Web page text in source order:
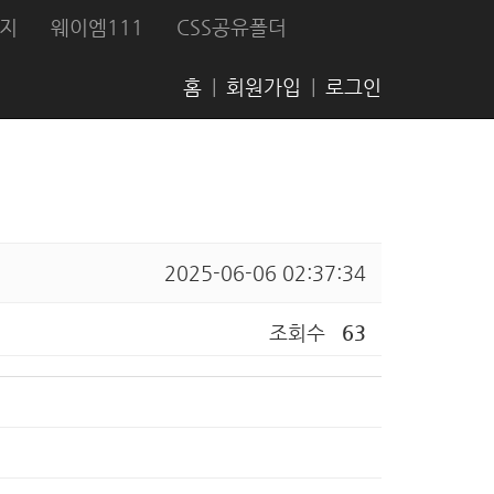
웨이엠111 CSS공유폴더
홈 회원가입 로그인
2025-06-06 02:37:34
조회수 63